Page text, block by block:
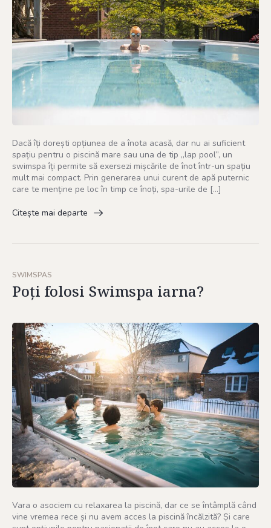
Dacă îți dorești opțiunea de a înota acasă, dar nu ai suficient
spațiu pentru o piscină mare sau una de tip „lap pool”, un
swimspa îți permite să exersezi mișcările de înot într-un spațiu
mult mai compact. Prin generarea unui curent de apă puternic
care te menține pe loc în timp ce înoți, spa-urile de […]
Citește mai departe
Vara o asociem cu relaxarea la piscină, dar ce se întâmplă când
vine vremea rece și nu avem acces la piscină încălzită? Și care
Poți folosi Swimspa iarna?
SWIMSPAS